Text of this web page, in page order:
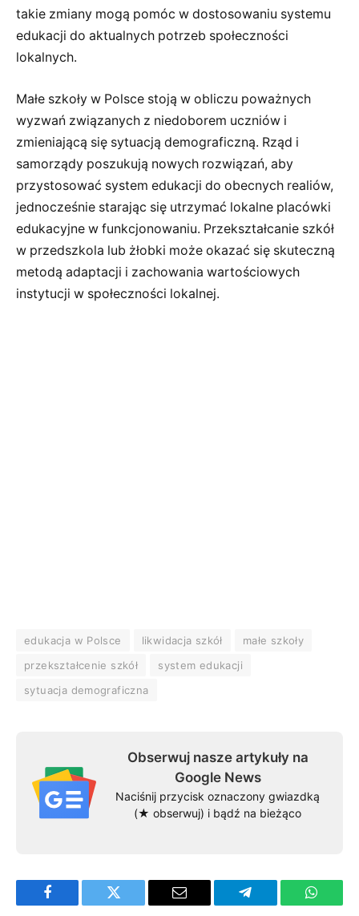
takie zmiany mogą pomóc w dostosowaniu systemu
edukacji do aktualnych potrzeb społeczności
lokalnych.
Małe szkoły w Polsce stoją w obliczu poważnych
wyzwań związanych z niedoborem uczniów i
zmieniającą się sytuacją demograficzną. Rząd i
samorządy poszukują nowych rozwiązań, aby
przystosować system edukacji do obecnych realiów,
jednocześnie starając się utrzymać lokalne placówki
edukacyjne w funkcjonowaniu. Przekształcanie szkół
w przedszkola lub żłobki może okazać się skuteczną
metodą adaptacji i zachowania wartościowych
instytucji w społeczności lokalnej.
edukacja w Polsce likwidacja szkół
małe szkoły
przekształcenie szkół
system edukacji
sytuacja demograficzna
Obserwuj nasze artykuły na
Google News
Naciśnij przycisk oznaczony gwiazdką
(★ obserwuj) i bądź na bieżąco
Facebook Twitter Email Telegram